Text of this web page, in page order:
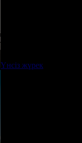
Үнсіз жүрек